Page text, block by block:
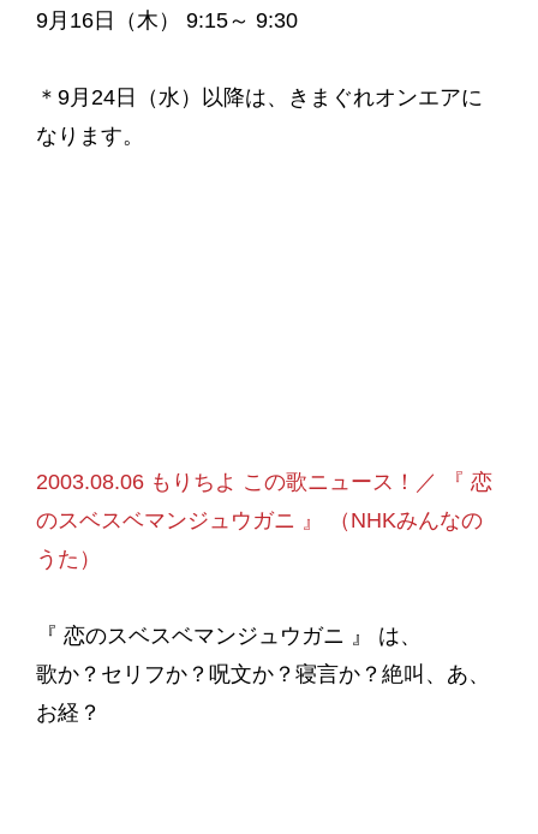
9月16日（木） 9:15～ 9:30
＊9月24日（水）以降は、きまぐれオンエアに
なります。
2003.08.06 もりちよ この歌ニュース！／ 『 恋
のスベスベマンジュウガニ 』 （NHKみんなの
うた）
『 恋のスベスベマンジュウガニ 』 は、
歌か？セリフか？呪文か？寝言か？絶叫、あ、
お経？